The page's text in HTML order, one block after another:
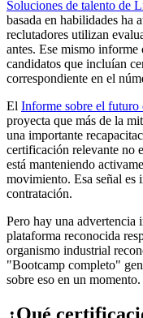
Soluciones de talento de
basada en habilidades ha
reclutadores utilizan
antes. Ese mismo
candidatos que incluían
correspondiente en el
El Informe sobre el
proyecta que más de la
una importante
certificación relevante no
está manteniendo
movimiento. Esa señal es
contratación.
Pero hay una advertencia
plataforma reconocida
organismo industrial
"Bootcamp completo"
sobre eso en un momento.
¿Qué